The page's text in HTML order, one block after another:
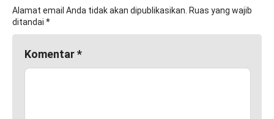
Alamat email Anda tidak akan dipublikasikan. Ruas yang wajib
ditandai *
Komentar*